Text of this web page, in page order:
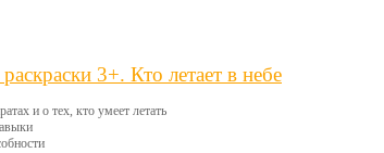
3+. Кто летает в небе
и о тех, кто умеет летать